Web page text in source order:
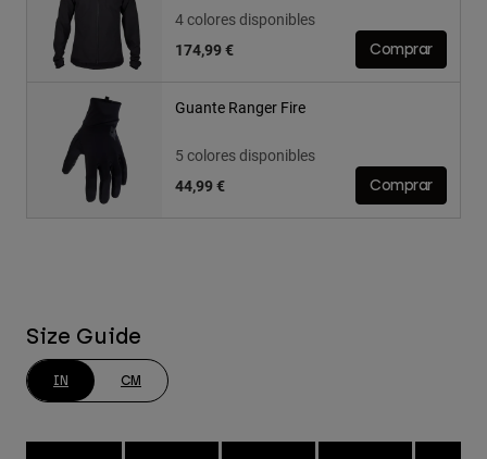
4 colores disponibles
174,99 €
Comprar
Guante Ranger Fire
5 colores disponibles
44,99 €
Comprar
Size Guide
IN CM